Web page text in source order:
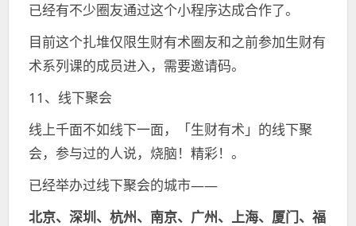
已经有不少圈友通过这个小程序达成合作了。
目前这个扎堆仅限生财有术圈友和之前参加生财有
术系列课的成员进入，需要邀请码。
11、线下聚会
线上千面不如线下一面，「生财有术」的线下聚
会，参与过的人说，烧脑！精彩！。
已经举办过线下聚会的城市——
北京、深圳、杭州、南京、广州、上海、厦门、福